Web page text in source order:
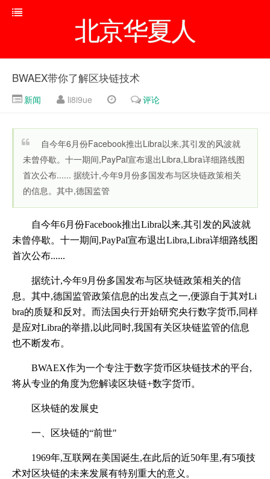
北京华夏人
BWAEX带你了解区块链技术
新闻 li8i9ue 评论
自今年6月份Facebook推出Libra以来,其引发的风波就
未曾停歇。十一期间,PayPal宣布退出Libra,Libra详细路线图
首次公布...... 据统计,今年9月份多国发布与区块链政策相关
的信息。其中,德国监管
自今年6月份Facebook推出Libra以来,其引发的风波就
未曾停歇。十一期间,PayPal宣布退出Libra,Libra详细路线图
首次公布......
据统计,今年9月份多国发布与区块链政策相关的信
息。其中,德国监管政策信息的出发点之一,便源自于其对Li
bra的质疑和反对。而法国央行开始研究央行数字货币,同样
是应对Libra的举措,以此同时,我国有关区块链监管的信息
也不断发布。
BWAEX作为一个专注于数字货币区块链技术的平台,
将从专业的角度为您解读区块链+数字货币。
区块链的发展史
一、区块链的“前世"
1969年,互联网在美国诞生,在此后的近50年里,有5项技
术对区块链的未来发展有特别重大的意义。